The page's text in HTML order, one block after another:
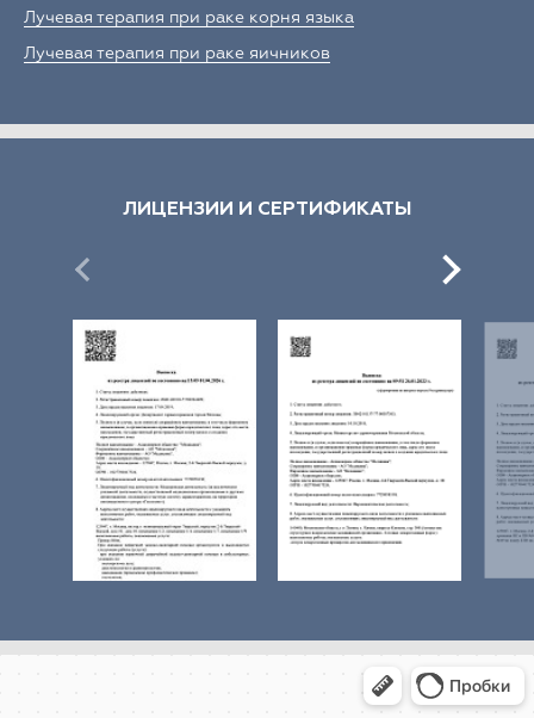
Лучевая терапия при раке корня языка
Лучевая терапия при раке яичников
ЛИЦЕНЗИИ И СЕРТИФИКАТЫ